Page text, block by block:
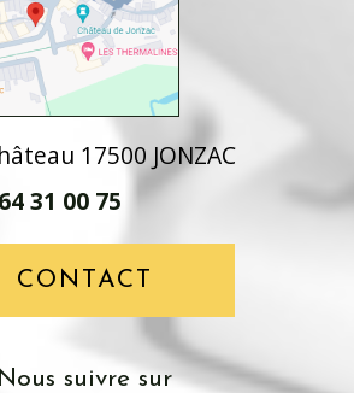
17500 JONZAC
31 00 75
CONTACT
nous suivre sur